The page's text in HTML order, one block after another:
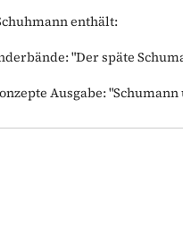
enthält:
"Der späte
Ausgabe: